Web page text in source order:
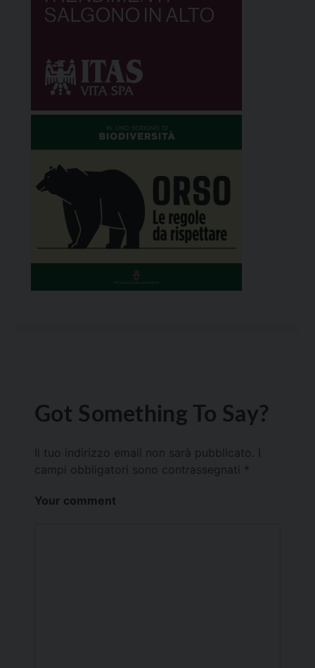
Got Something To Say?
Il tuo indirizzo email non sarà pubblicato.
campi obbligatori sono contrassegnati *
Your comment